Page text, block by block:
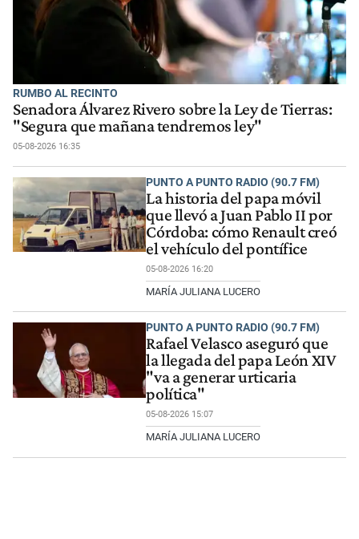
RUMBO AL RECINTO
Senadora Álvarez​ Rivero sobre la Ley de Tierras:
"Segura que mañana tendremos ley"
05-08-2026 16:35
PUNTO A PUNTO RADIO (90.7 FM)
La historia del papa móvil
que llevó a Juan Pablo II por
Córdoba: cómo Renault creó
el vehículo del pontífice
05-08-2026 16:20
MARÍA JULIANA LUCERO
PUNTO A PUNTO RADIO (90.7 FM)
Rafael Velasco aseguró que
la llegada del papa León XIV
"va a generar urticaria
política"
05-08-2026 15:07
MARÍA JULIANA LUCERO